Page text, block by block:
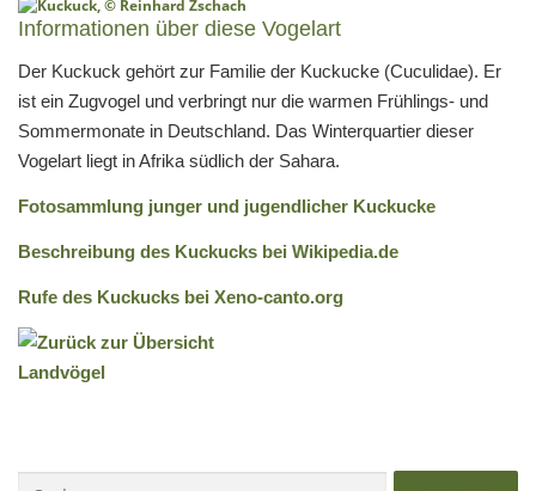
Informationen über diese Vogelart
Der Kuckuck gehört zur Familie der Kuckucke (Cuculidae). Er
ist ein Zugvogel und verbringt nur die warmen Frühlings- und
Sommermonate in Deutschland. Das Winterquartier dieser
Vogelart liegt in Afrika südlich der Sahara.
Fotosammlung junger und jugendlicher Kuckucke
Beschreibung des Kuckucks bei Wikipedia.de
Rufe des Kuckucks bei Xeno-canto.org